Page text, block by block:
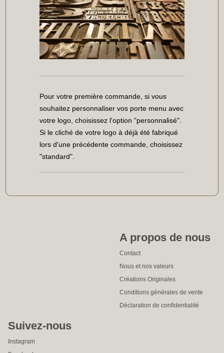
Pour votre première commande, si vous
souhaitez personnaliser vos porte menu avec
votre logo, choisissez l'option "personnalisé".
Si le cliché de votre logo à déjà été fabriqué
lors d'une précédente commande, choisissez
"standard".
A propos de nous
Contact
Nous et nos valeurs
Créations Originales
Conditions générales de vente
Déclaration de confidentialité
Suivez-nous
Instagram